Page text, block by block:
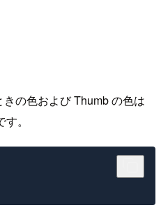
の色および Thumb の色は
。